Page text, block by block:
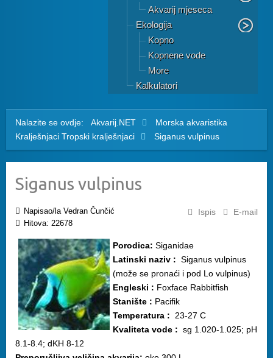
Akvarij mjeseca
Ekologija
Kopno
Kopnene vode
More
Kalkulatori
Nalazite se ovdje: Akvarij.NET
Morska akvaristika
Kralješnjaci Tropski kralješnjaci Siganus vulpinus
Siganus vulpinus
Ispis E-mail
Napisao/la Vedran Čunčić
Hitova: 22678
Porodica: Siganidae
Latinski naziv : Siganus vulpinus
(može se pronaći i pod Lo vulpinus)
Engleski : Foxface Rabbitfish
Stanište : Pacifik
Temperatura : 23-27 C
Kvaliteta vode : sg 1.020-1.025; pH
8.1-8.4; dKH 8-12